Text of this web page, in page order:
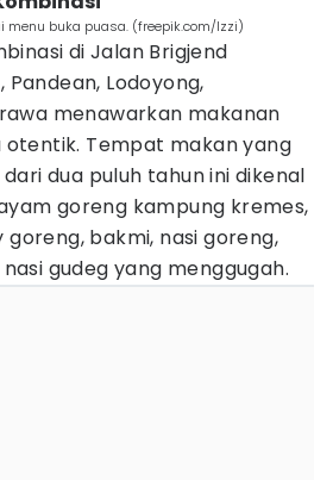
buka puasa. (freepik.com/Izzi)
di Jalan Brigjend
Lodoyong,
menawarkan makanan
otentik. Tempat makan yang
dua puluh tahun ini dikenal
goreng kampung kremes,
bakmi, nasi goreng,
gudeg yang menggugah.